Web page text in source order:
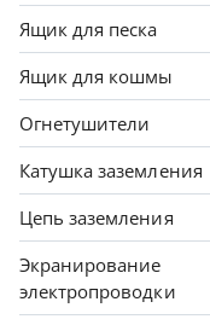
Ящик для песка
Ящик для кошмы
Огнетушители
Катушка заземления
Цепь заземления
Экранирование
электропроводки